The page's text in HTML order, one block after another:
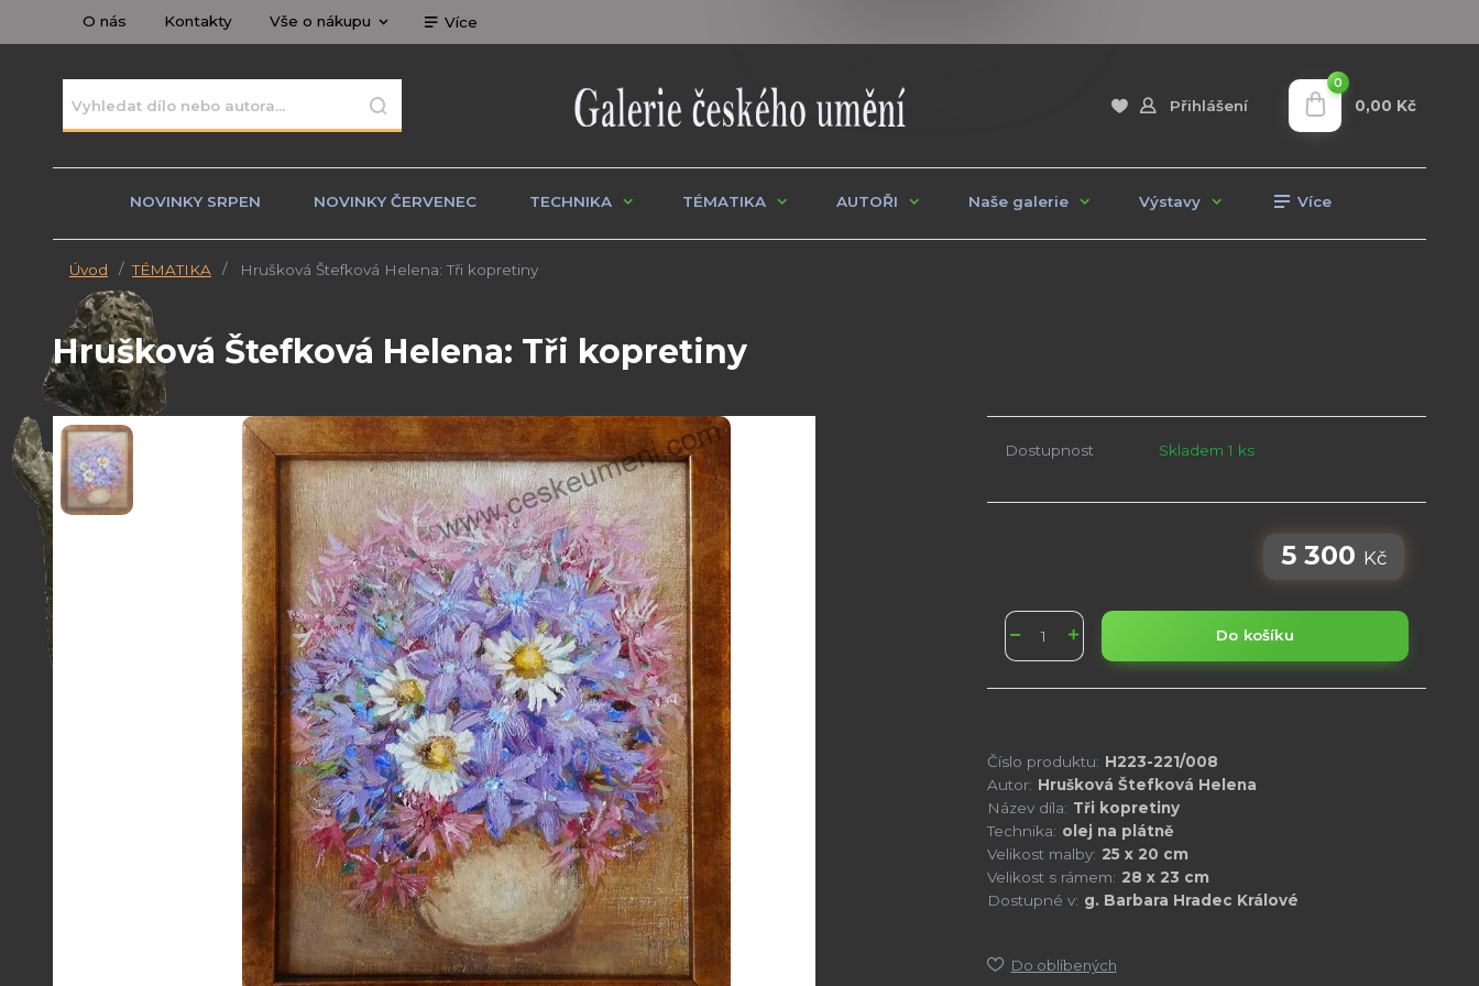
O nás Kontakty Vše o nákupu Více
Přihlášení
0
0,00 Kč
NOVINKY SRPEN NOVINKY ČERVENEC TECHNIKA TÉMATIKA AUTOŘI Naše galerie Výstavy Více
Úvod TÉMATIKA Hrušková Štefková Helena: Tři kopretiny
Hrušková Štefková Helena: Tři kopretiny
Dostupnost Skladem 1 ks
5 300 Kč
Do košíku
Číslo produktu: H223-221/008
Autor: Hrušková Štefková Helena
Název díla: Tři kopretiny
Technika: olej na plátně
Velikost malby: 25 x 20 cm
Velikost s rámem: 28 x 23 cm
Dostupné v: g. Barbara Hradec Králové
Do oblíbených